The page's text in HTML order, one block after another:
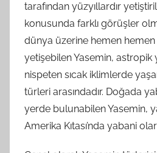
tarafından yüzyıllardır
konusunda farklı görüşler
dünya üzerine hemen
yetişebilen Yasemin, astropik
nispeten sıcak iklimlerde
türleri arasındadır. Doğada
yerde bulunabilen Yasemin,
Amerika Kıtası’nda yabani